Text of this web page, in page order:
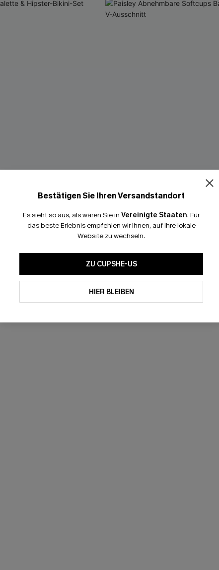
& Hipster-Bikini-
Paisley Abnehmbare
Badeanzug mit V-Ausschnitt
44,00 €
Bestätigen Sie Ihren Versandstandort
Es sieht so aus, als wären Sie in Vereinigte Staaten. Für
das beste Erlebnis empfehlen wir Ihnen, auf Ihre lokale
Website zu wechseln.
ZU CUPSHE-US
HIER BLEIBEN